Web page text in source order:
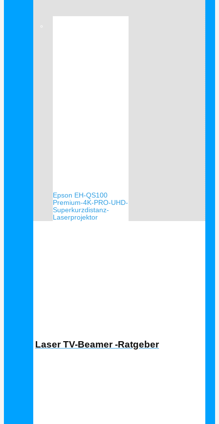
Epson EH-QS100
Premium-4K-PRO-UHD-
Superkurzdistanz-
Laserprojektor
Laser TV-Beamer -Ratgeber